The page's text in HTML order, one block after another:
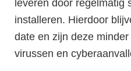
leveren door regelmatig
installeren. Hierdoor
date en zijn deze
virussen en